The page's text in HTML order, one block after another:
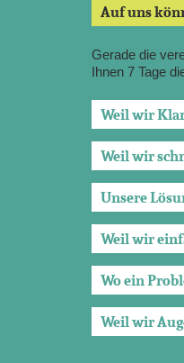
Auf uns
Gerade die
Ihnen 7 Tage
Weil wir
Weil wir
Unsere
Weil wir
Wo ein
Weil wir